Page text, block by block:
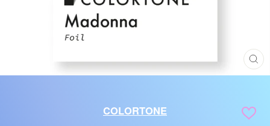
COLORTONE